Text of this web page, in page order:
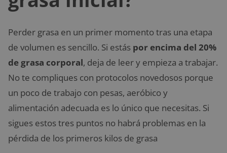
Perder grasa en un primer momento tras una etapa
de volumen es sencillo. Si estás por encima del 20%
de grasa corporal, deja de leer y empieza a trabajar.
No te compliques con protocolos novedosos porque
un poco de trabajo con pesas, aeróbico y
alimentación adecuada es lo único que necesitas. Si
sigues estos tres puntos no habrá problemas en la
pérdida de los primeros kilos de grasa